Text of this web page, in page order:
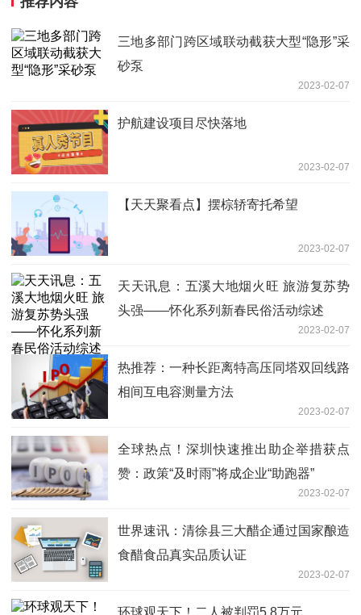
三地多部门跨区域联动截获大型“隐形”采
砂泵
2023-02-07
护航建设项目尽快落地
2023-02-07
【天天聚看点】摆棕轿寄托希望
2023-02-07
天天讯息：五溪大地烟火旺 旅游复苏势
头强——怀化系列新春民俗活动综述
2023-02-07
热推荐：一种长距离特高压同塔双回线路
相间互电容测量方法
2023-02-07
全球热点！深圳快速推出助企举措获点
赞：政策“及时雨”将成企业“助跑器”
2023-02-07
世界速讯：清徐县三大醋企通过国家酿造
食醋食品真实品质认证
2023-02-07
环球观天下！二人被判罚5.8万元